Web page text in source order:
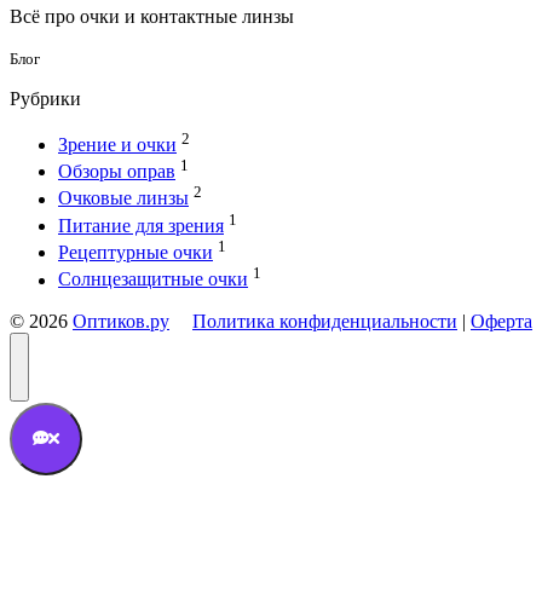
Всё про очки и контактные линзы
Блог
Рубрики
Зрение и очки 2
Обзоры оправ 1
Очковые линзы 2
Питание для зрения 1
Рецептурные очки 1
Солнцезащитные очки 1
© 2026 Оптиков.ру Политика конфиденциальности | Оферта